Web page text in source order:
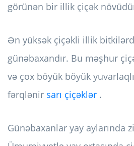
görünən bir illik çiçək
Ən yüksək çiçəkli illik
günəbaxandır. Bu məşhur
və çox böyük böyük
fərqlənir sarı çiçəklər .
Günəbaxanlar yay aylarında